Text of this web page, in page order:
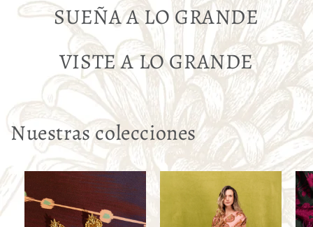
SUEÑA A LO GRANDE
VISTE A LO GRANDE
Nuestras colecciones